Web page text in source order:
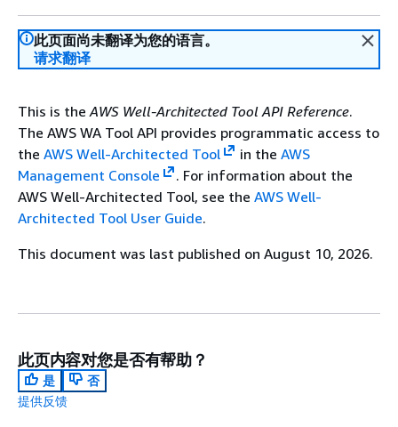
此页面尚未翻译为您的语言。
请求翻译
This is theAWS Well-Architected Tool API Reference.
The AWS WA Tool API provides programmatic access to
the AWS Well-Architected Tool in the AWS
Management Console
. For information about the
AWS Well-Architected Tool, see the AWS Well-
Architected Tool User Guide.
This document was last published on August 10, 2026.
此页内容对您是否有帮助？
是
否
提供反馈